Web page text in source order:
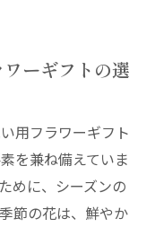
ーギフトの選
用フラワーギフト
を兼ね備えていま
めに、シーズンの
節の花は、鮮やか